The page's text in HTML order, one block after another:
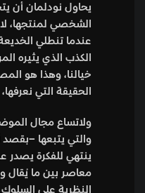
يحاول نودلمان أن
الشخصي لمنتجها،
عندما تنطلي
الكذب الذي يثيره
خيالنا، وهذا هو
الحقيقة التي
ولاتساع مجال
والتي يتبعها –بقصد
ينتهي للفكرة
معاصر بين ما يُقال
النظرية على السلوك